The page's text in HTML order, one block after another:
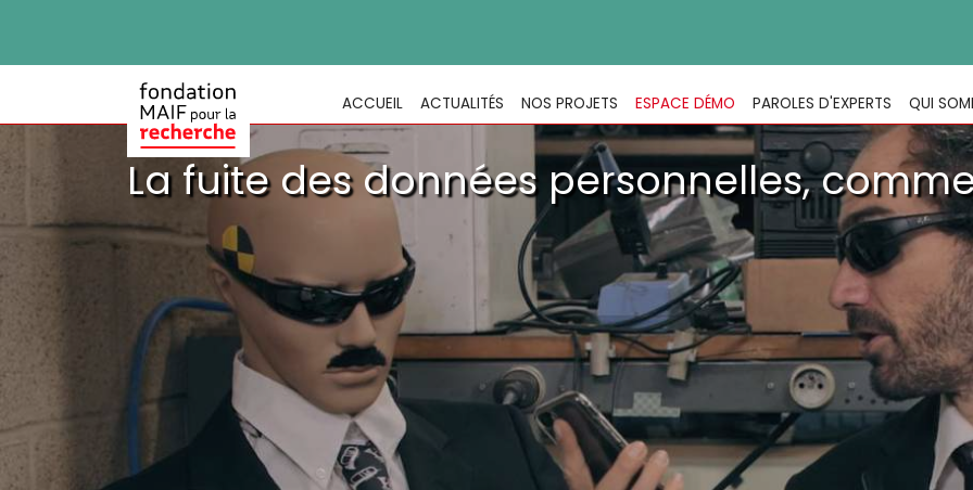
ACCUEIL ACTUALITÉS NOS PROJETS ESPACE DÉMO PAROLES D'EXPERTS QUI
La fuite des données personnelles,